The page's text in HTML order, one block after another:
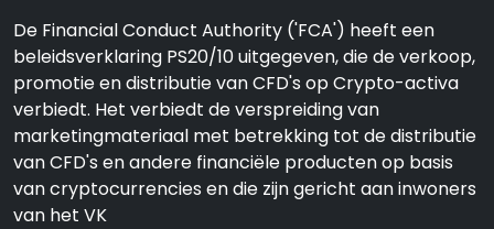
De Financial Conduct Authority ('FCA') heeft een
beleidsverklaring PS20/10 uitgegeven, die de verkoop,
promotie en distributie van CFD's op Crypto-activa
verbiedt. Het verbiedt de verspreiding van
marketingmateriaal met betrekking tot de distributie
van CFD's en andere financiële producten op basis
van cryptocurrencies en die zijn gericht aan inwoners
van het VK